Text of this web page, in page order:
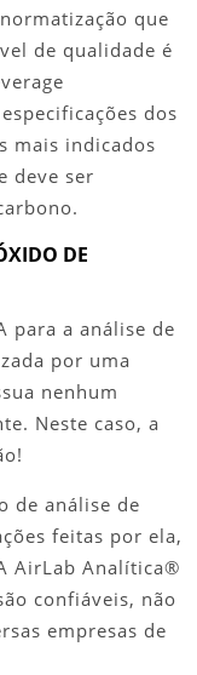
que
de qualidade é
dos
mais indicados
deve ser
DE
para a análise de
por uma
nenhum
Neste caso, a
de análise de
feitas por ela,
AirLab Analítica®
confiáveis, não
empresas de